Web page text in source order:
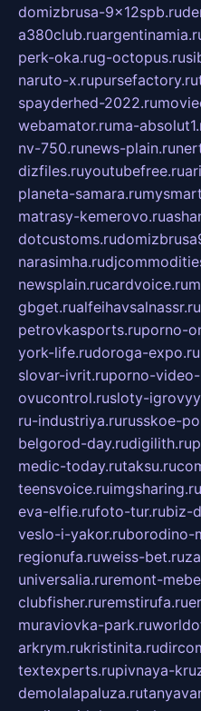
domizbrusa-9x12spb.ru
a380club.ru
perk-oka.rug-octopus.ru
naruto-x.rupursefactory.ru
spayderhed-2022.ru
webamator.ruma-
nv-750.runews-plain.ru
dizfiles.ruyoutubefree.ru
planeta-samara.ru
matrasy-kemerovo.ru
dotcustoms.ru
narasimha.ru
newsplain.rucardvoice.ru
gbget.rualfeihavsalnassr.ru
petrovkasports.ruporno-
york-life.rudoroga-expo.ru
slovar-ivrit.ruporno-
ovucontrol.rusloty-
ru-industriya.rurusskoe-
belgorod-day.rudigilith.ru
medic-today.rutaksu.ru
teensvoice.ruimgsharing.ru
eva-elfie.rufoto-tur.rubiz-
veslo-i-yakor.ruborodino-
regionufa.ruweiss-bet.ru
universalia.ruremont-
clubfisher.ruremstirufa.ru
muraviovka-park.ru
arkrym.rukristinita.ru
textexperts.rupivnaya-
demolalapaluza.ru